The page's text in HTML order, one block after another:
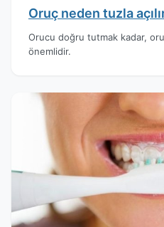
Oruç neden tuzla
Orucu doğru tutmak kadar,
önemlidir.